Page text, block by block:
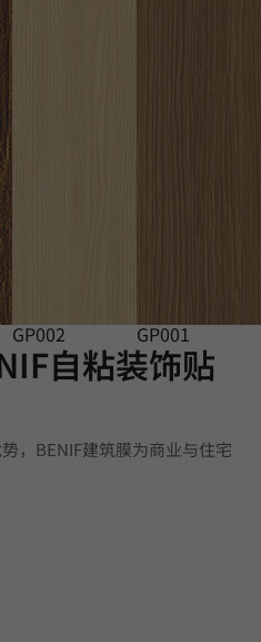
GP002 GP001
自粘装饰贴
，BENIF建筑膜为商业与住宅